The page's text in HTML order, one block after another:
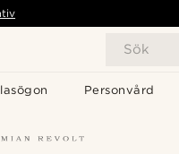
Sök
Personvård